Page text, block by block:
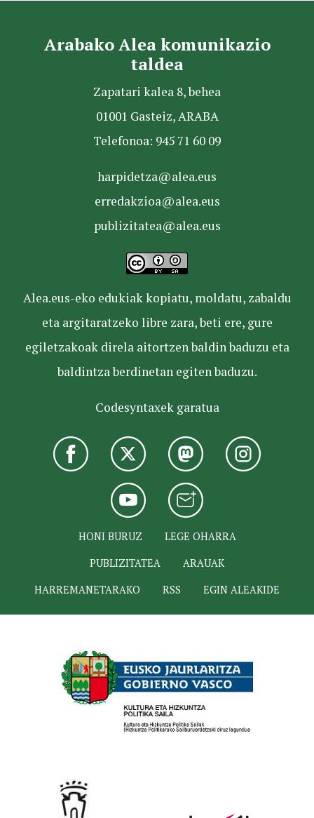
Arabako Alea komunikazio
taldea
Zapatari kalea 8, behea
01001 Gasteiz, ARABA
Telefonoa: 945 71 60 09
harpidetza@alea.eus
erredakzioa@alea.eus
publizitatea@alea.eus
Alea.eus-eko edukiak kopiatu, moldatu, zabaldu
eta argitaratzeko libre zara, beti ere, gure
egiletzakoak direla aitortzen baldin baduzu eta
baldintza berdinetan egiten baduzu.
Codesyntaxek garatua
HONI BURUZ
LEGE OHARRA
PUBLIZITATEA
ARAUAK
HARREMANETARAKO
RSS EGIN ALEAKIDE